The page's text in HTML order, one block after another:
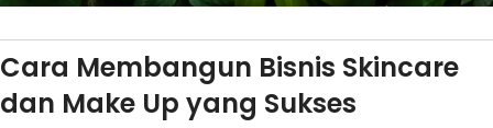
Cara Membangun Bisnis Skincare
dan Make Up yang Sukses